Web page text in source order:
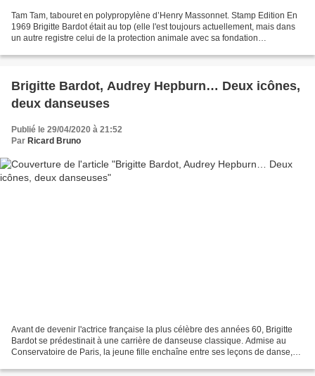
Tam Tam, tabouret en polypropylène d’Henry Massonnet. Stamp Edition En
1969 Brigitte Bardot était au top (elle l'est toujours actuellement, mais dans
un autre registre celui de la protection animale avec sa fondation
Brigitte Bardot, Audrey Hepburn… Deux icônes,
deux danseuses
Publié le 29/04/2020 à 21:52
Par Ricard Bruno
Avant de devenir l'actrice française la plus célèbre des années 60, Brigitte
Bardot se prédestinait à une carrière de danseuse classique. Admise au
Conservatoire de Paris, la jeune fille enchaîne entre ses leçons de danse,